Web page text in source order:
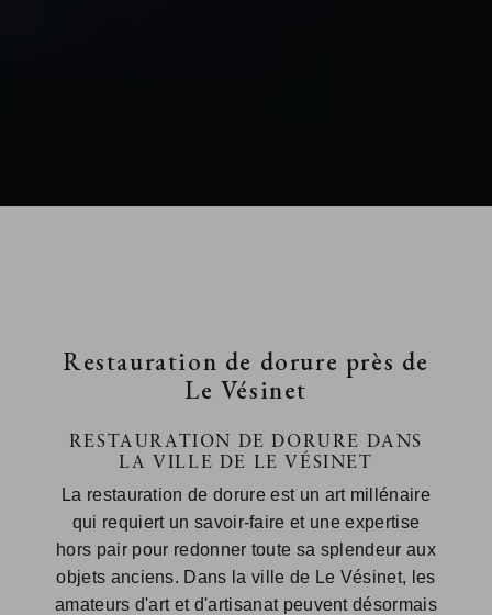
Restauration de dorure près de
Le Vésinet
RESTAURATION DE DORURE DANS
LA VILLE DE LE VÉSINET
La restauration de dorure est un art millénaire
qui requiert un savoir-faire et une expertise
hors pair pour redonner toute sa splendeur aux
objets anciens. Dans la ville de Le Vésinet, les
amateurs d'art et d'artisanat peuvent désormais